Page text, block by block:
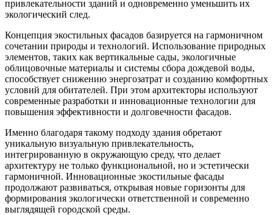
привлекательности зданий и одновременно уменьшить их
экологический след.
Концепция экостильных фасадов базируется на гармоничном
сочетании природы и технологий. Использование природных
элементов, таких как вертикальные сады, экологичные
облицовочные материалы и системы сбора дождевой воды,
способствует снижению энергозатрат и созданию комфортных
условий для обитателей. При этом архитекторы используют
современные разработки и инновационные технологии для
повышения эффективности и долговечности фасадов.
Именно благодаря такому подходу здания обретают
уникальную визуальную привлекательность,
интегрированную в окружающую среду, что делает
архитектуру не только функциональной, но и эстетически
гармоничной. Инновационные экостильные фасады
продолжают развиваться, открывая новые горизонты для
формирования экологически ответственной и современно
выглядящей городской среды.